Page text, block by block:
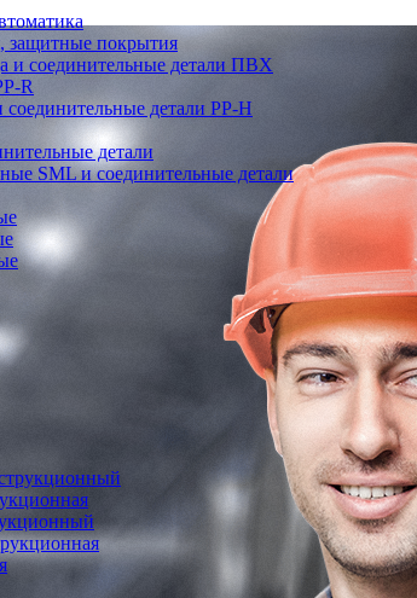
защитные покрытия
и соединительные детали ПВХ
R
детали PP-H
детали
SML и соединительные детали